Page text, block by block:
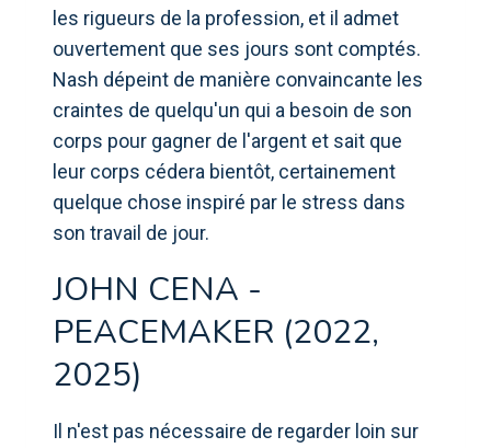
les rigueurs de la profession, et il admet
ouvertement que ses jours sont comptés.
Nash dépeint de manière convaincante les
craintes de quelqu'un qui a besoin de son
corps pour gagner de l'argent et sait que
leur corps cédera bientôt, certainement
quelque chose inspiré par le stress dans
son travail de jour.
JOHN CENA -
PEACEMAKER (2022,
2025)
Il n'est pas nécessaire de regarder loin sur